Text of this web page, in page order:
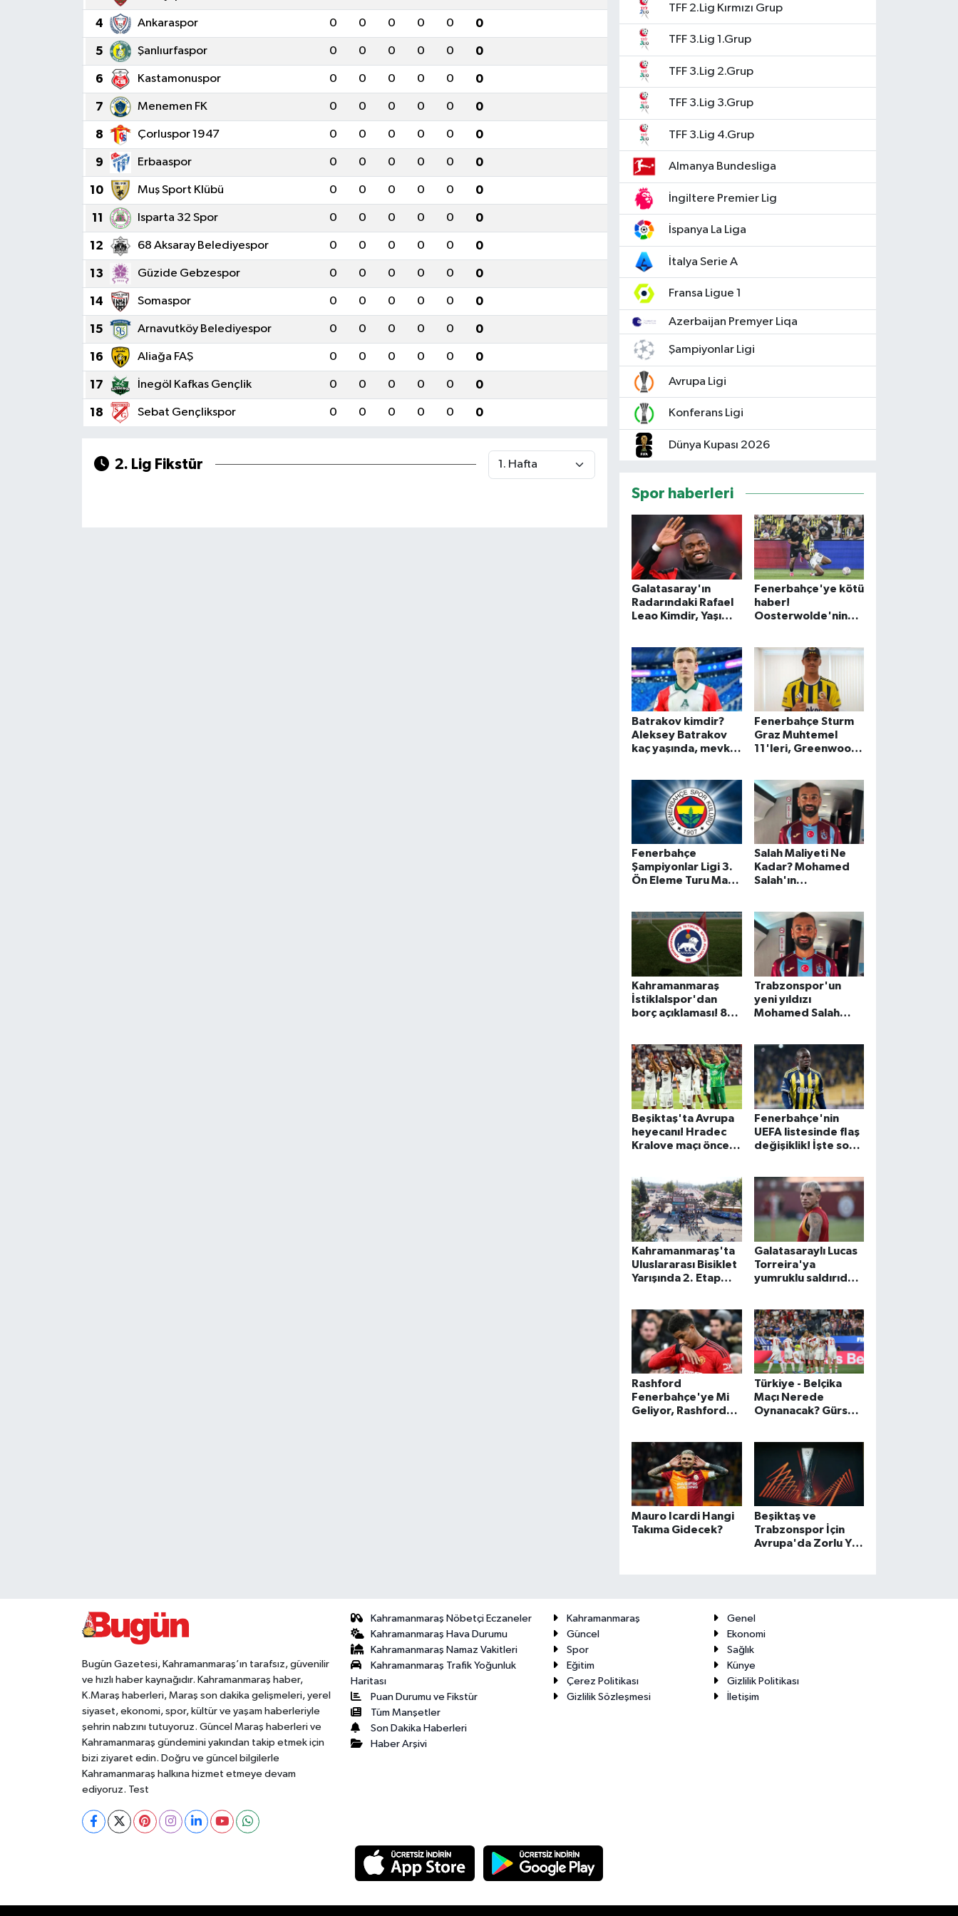
4 Ankaraspor 0 0 0 0 0 0
5 Şanlıurfaspor 0 0 0 0 0 0
6 Kastamonuspor 0 0 0 0 0 0
7 Menemen FK 0 0 0 0 0 0
8 Çorluspor 1947 0 0 0 0 0 0
9 Erbaaspor 0 0 0 0 0 0
10 Muş Sport Klübü 0 0 0 0 0 0
11 Isparta 32 Spor 0 0 0 0 0 0
12 68 Aksaray Belediyespor 0 0 0 0 0 0
13 Güzide Gebzespor 0 0 0 0 0 0
14 Somaspor 0 0 0 0 0 0
15 Arnavutköy Belediyespor 0 0 0 0 0 0
16 Aliağa FAŞ 0 0 0 0 0 0
17 İnegöl Kafkas Gençlik 0 0 0 0 0 0
18 Sebat Gençlikspor 0 0 0 0 0 0
2. Lig Fikstür
TFF 2.Lig Kırmızı Grup
TFF 3.Lig 1.Grup
TFF 3.Lig 2.Grup
TFF 3.Lig 3.Grup
TFF 3.Lig 4.Grup
Almanya Bundesliga
İngiltere Premier Lig
İspanya La Liga
İtalya Serie A
Fransa Ligue 1
Azerbaijan Premyer Liqa
Şampiyonlar Ligi
Avrupa Ligi
Konferans Ligi
Dünya Kupası 2026
Spor haberleri
Galatasaray'ın
Radarındaki Rafael
Leao Kimdir, Yaşı
Fenerbahçe'ye kötü
haber!
Oosterwolde'nin
Batrakov kimdir?
Aleksey Batrakov
kaç yaşında, mevkisi
Fenerbahçe Sturm
Graz Muhtemel
11'leri, Greenwood
Oynayacak Mı,
Kadroda Mı?
Fenerbahçe
Şampiyonlar Ligi 3.
Ön Eleme Turu Maçı
Salah Maliyeti Ne
Kadar? Mohamed
Salah'ın
Kahramanmaraş
İstiklalspor'dan
borç açıklaması! 8
Trabzonspor'un
yeni yıldızı
Mohamed Salah
Beşiktaş'ta Avrupa
heyecanı! Hradec
Kralove maçı öncesi
Fenerbahçe'nin
UEFA listesinde flaş
değişiklik! İşte son
Kahramanmaraş'ta
Uluslararası Bisiklet
Yarışında 2. Etap
Galatasaraylı Lucas
Torreira'ya
yumruklu saldırıda
Rashford
Fenerbahçe'ye Mi
Geliyor, Rashford
Türkiye - Belçika
Maçı Nerede
Oynanacak? Gürsel
Mauro Icardi Hangi
Takıma Gidecek?
Beşiktaş ve
Trabzonspor İçin
Avrupa'da Zorlu Yol!
Bugün Gazetesi, Kahramanmaraş’ın tarafsız, güvenilir
ve hızlı haber kaynağıdır. Kahramanmaraş haber,
K.Maraş haberleri, Maraş son dakika gelişmeleri, yerel
siyaset, ekonomi, spor, kültür ve yaşam haberleriyle
şehrin nabzını tutuyoruz. Güncel Maraş haberleri ve
Kahramanmaraş gündemini yakından takip etmek için
bizi ziyaret edin. Doğru ve güncel bilgilerle
Kahramanmaraş halkına hizmet etmeye devam
ediyoruz. Test
Kahramanmaraş Nöbetçi Eczaneler
Kahramanmaraş Hava Durumu
Kahramanmaraş Namaz Vakitleri
Kahramanmaraş Trafik Yoğunluk
Haritası
Puan Durumu ve Fikstür
Tüm Manşetler
Son Dakika Haberleri
Haber Arşivi
Kahramanmaraş
Genel
Güncel
Ekonomi
Spor
Sağlık
Eğitim
Künye
Çerez Politikası
Gizlilik Politikası
Gizlilik Sözleşmesi
İletişim
Haberde İnsan
Kültür Sanat
Manşet Altı
Resmi İlan
SürManşet
Teknoloji
KAHRAMANMARAŞ